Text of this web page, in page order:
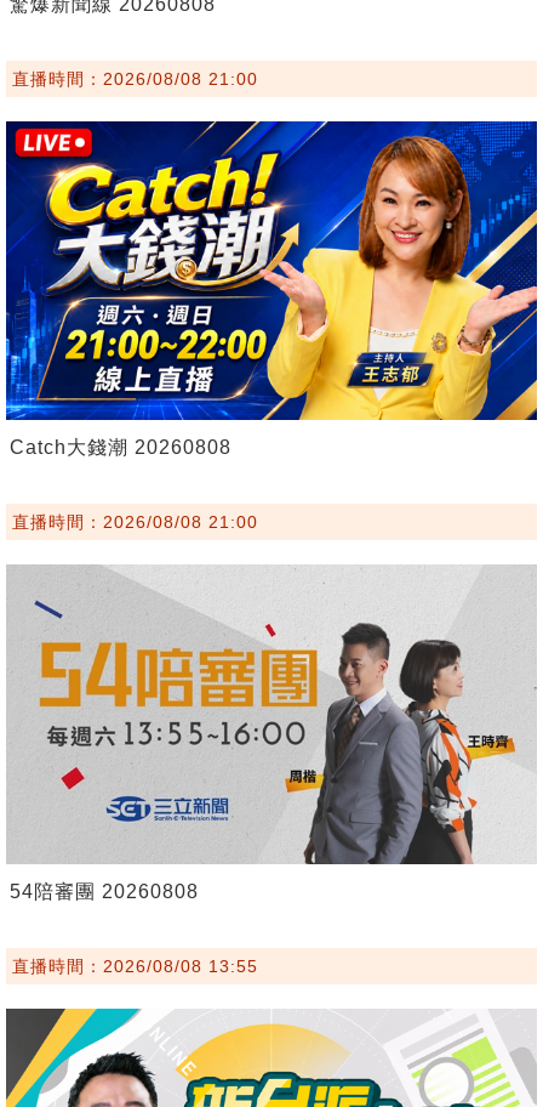
直播時間：2026/08/08 21:00
Catch大錢潮 20260808
直播時間：2026/08/08 21:00
54陪審團 20260808
直播時間：2026/08/08 13:55